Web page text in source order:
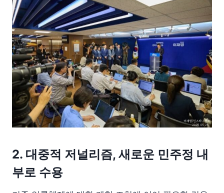
2. 대중적 저널리즘, 새로운 민주정 내
부로 수용